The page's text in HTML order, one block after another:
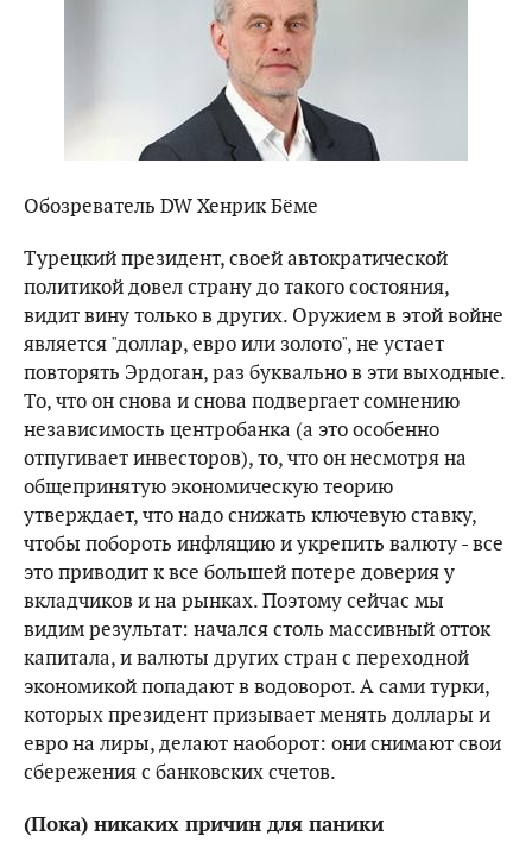
Обозреватель DW Хенрик Бёме
Турецкий президент, своей автократической
политикой довел страну до такого состояния,
видит вину только в других. Оружием в этой войне
является "доллар, евро или золото", не устает
повторять Эрдоган, раз буквально в эти выходные.
То, что он снова и снова подвергает сомнению
независимость центробанка (а это особенно
отпугивает инвесторов), то, что он несмотря на
общепринятую экономическую теорию
утверждает, что надо снижать ключевую ставку,
чтобы побороть инфляцию и укрепить валюту - все
это приводит к все большей потере доверия у
вкладчиков и на рынках. Поэтому сейчас мы
видим результат: начался столь массивный отток
капитала, и валюты других стран с переходной
экономикой попадают в водоворот. А сами турки,
которых президент призывает менять доллары и
евро на лиры, делают наоборот: они снимают свои
сбережения с банковских счетов.
(Пока) никаких причин для паники